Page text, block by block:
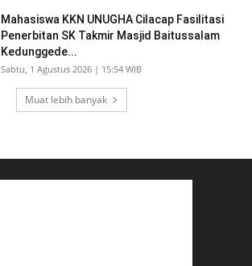
Mahasiswa KKN UNUGHA Cilacap Fasilitasi
Penerbitan SK Takmir Masjid Baitussalam
Kedunggede...
Sabtu, 1 Agustus 2026 | 15:54 WIB
Muat lebih banyak